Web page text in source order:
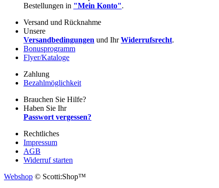
Bestellungen in "Mein Konto".
Versand und Rücknahme
Unsere
Versandbedingungen und IhrWiderrufsrecht.
Bonusprogramm
Flyer/Kataloge
Zahlung
Bezahlmöglichkeit
Brauchen Sie Hilfe?
Haben Sie Ihr
Passwort vergessen?
Rechtliches
Impressum
AGB
Widerruf starten
Webshop © Scotti:Shop™